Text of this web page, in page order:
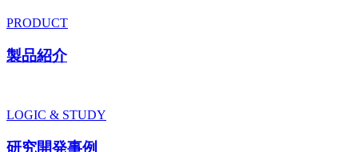
PRODUCT
製品紹介
LOGIC & STUDY
研究開発事例